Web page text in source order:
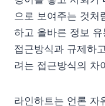
으로 보여주는 것처
하고 올바른 정보
접근방식과 규제하
려는 접근방식의 차
라인하트는 언론 자